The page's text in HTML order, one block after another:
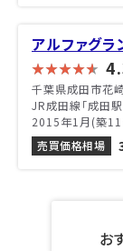
アルファグ
千葉県成田市花
JR成田線「成田
2015年1月(築11
売買価格相場
お